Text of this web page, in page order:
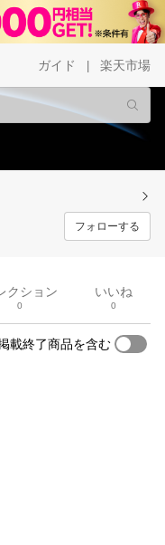
ガイド 楽天市場
フォローする
クション
0
いいね
0
載終了商品を含む